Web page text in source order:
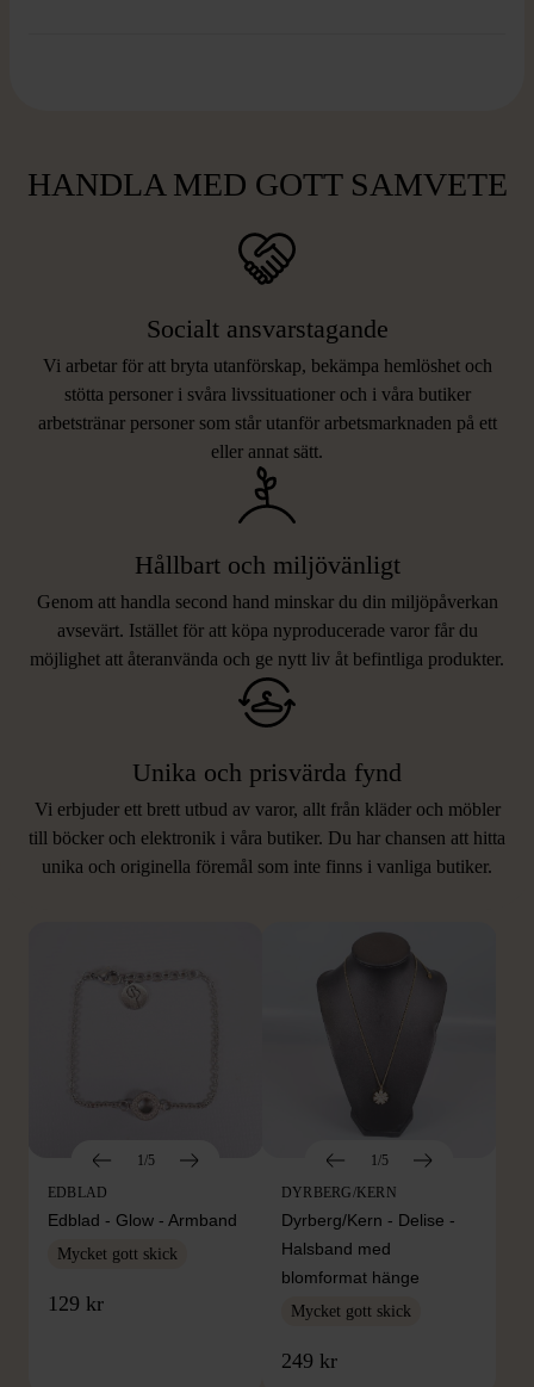
HANDLA MED GOTT SAMVETE
Socialt ansvarstagande
Vi arbetar för att bryta utanförskap, bekämpa hemlöshet och
stötta personer i svåra livssituationer och i våra butiker
arbetstränar personer som står utanför arbetsmarknaden på ett
eller annat sätt.
Hållbart och miljövänligt
Genom att handla second hand minskar du din miljöpåverkan
avsevärt. Istället för att köpa nyproducerade varor får du
möjlighet att återanvända och ge nytt liv åt befintliga produkter.
Unika och prisvärda fynd
Vi erbjuder ett brett utbud av varor, allt från kläder och möbler
till böcker och elektronik i våra butiker. Du har chansen att hitta
unika och originella föremål som inte finns i vanliga butiker.
LIKNANDE PRODUKTER
Hitta produkter som påminner om denna
1/5
EDBLAD
Edblad - Glow - Armband
Mycket gott skick
129 kr
1/5
DYRBERG/KERN
Dyrberg/Kern - Delise -
Halsband med
blomformat hänge
Mycket gott skick
249 kr